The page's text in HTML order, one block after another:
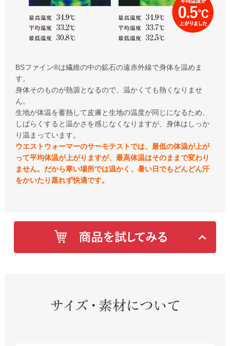
BSファイン®︎は繊維の中の鉱石の遠赤外線で身体を温めま
す。
身体そのものが熱源となるので、温かくても熱くなりませ
ん。
生地が体温を蓄熱して皮膚と生地の温度が同じになるため、
しばらくすると温かさを感じなくなりますが、身体はしっか
り温まっています。
ウエストウォーマーのサーモテストでは、最低の体温が上が
って平均体温が上がりますが、最高体温はそのままで変わり
ません。だから寒い場所では温かく、暑い日でもどんどん汗
をかいたり蒸れず快適です。